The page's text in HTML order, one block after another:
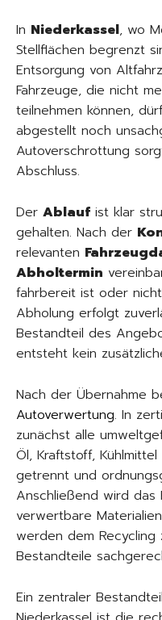
In Niederkassel, wo
Stellflächen begrenzt
Entsorgung von
Fahrzeuge, die nicht
teilnehmen können,
abgestellt noch
Autoverschrottung
Abschluss.
Der Ablauf ist klar
gehalten. Nach der
relevanten
Abholtermin
fahrbereit ist oder
Abholung erfolgt
Bestandteil des
entsteht kein
Nach der Übernahme
Autoverwertung. In
zunächst alle
Öl, Kraftstoff,
getrennt und
Anschließend wird das
verwertbare
werden dem
Bestandteile
Ein zentraler